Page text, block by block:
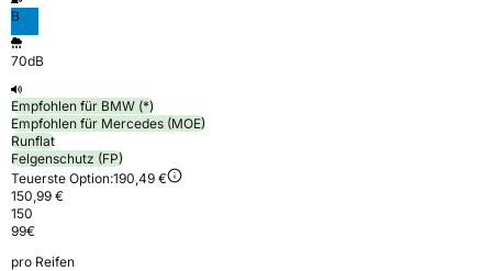
B
70dB
Empfohlen für BMW (*)
Empfohlen für Mercedes (MOE)
Runflat
Felgenschutz (FP)
Teuerste Option:190,49 €
150,99 €
150
99€
pro Reifen